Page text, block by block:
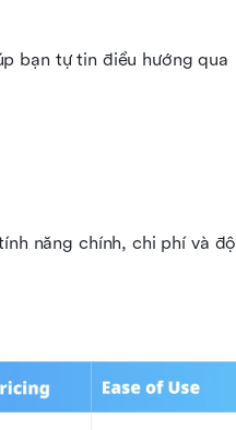
bạn tự tin điều hướng qua
năng chính, chi phí và độ